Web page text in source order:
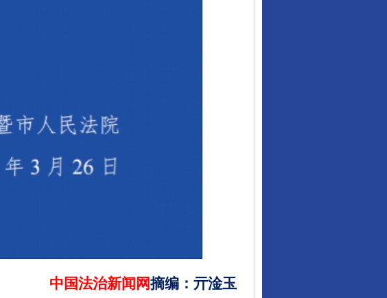
中国法治新闻网摘编 ： 亓淦玉